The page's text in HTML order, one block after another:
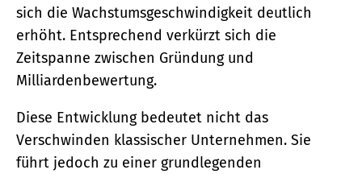
sich die Wachstumsgeschwindigkeit deutlich
erhöht. Entsprechend verkürzt sich die
Zeitspanne zwischen Gründung und
Milliardenbewertung.
Diese Entwicklung bedeutet nicht das
Verschwinden klassischer Unternehmen. Sie
führt jedoch zu einer grundlegenden